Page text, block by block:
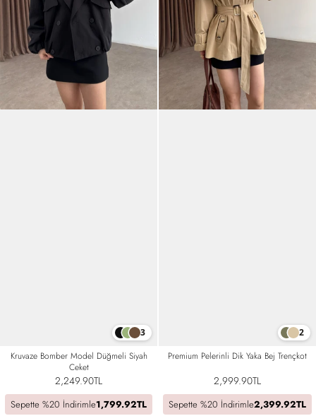
3
Kruvaze Bomber Model Düğmeli Siyah
Ceket
2,249.90TL
Sepette %20 İndirimle1,799.92TL
2
Premium Pelerinli Dik Yaka Bej Trençkot
2,999.90TL
Sepette %20 İndirimle2,399.92TL